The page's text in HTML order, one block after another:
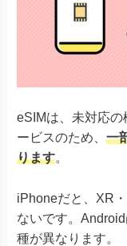
eSIMは、未対応
ービスのため、 一
ります。
iPhoneだと、XR
ないです。
種が異なります。